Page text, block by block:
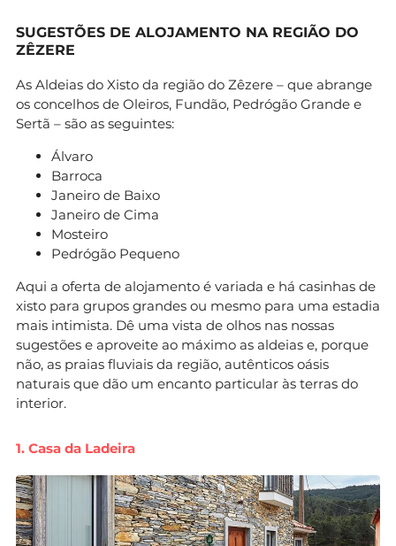
SUGESTÕES DE ALOJAMENTO NA REGIÃO DO
ZÊZERE
As Aldeias do Xisto da região do Zêzere – que abrange
os concelhos de Oleiros, Fundão, Pedrógão Grande e
Sertã – são as seguintes:
Álvaro
Barroca
Janeiro de Baixo
Janeiro de Cima
Mosteiro
Pedrógão Pequeno
Aqui a oferta de alojamento é variada e há casinhas de
xisto para grupos grandes ou mesmo para uma estadia
mais intimista. Dê uma vista de olhos nas nossas
sugestões e aproveite ao máximo as aldeias e, porque
não, as praias fluviais da região, autênticos oásis
naturais que dão um encanto particular às terras do
interior.
1. Casa da Ladeira